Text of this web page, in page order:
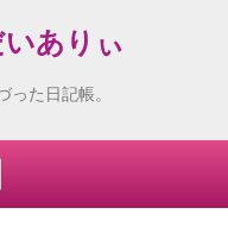
ありぃ
た日記帳。